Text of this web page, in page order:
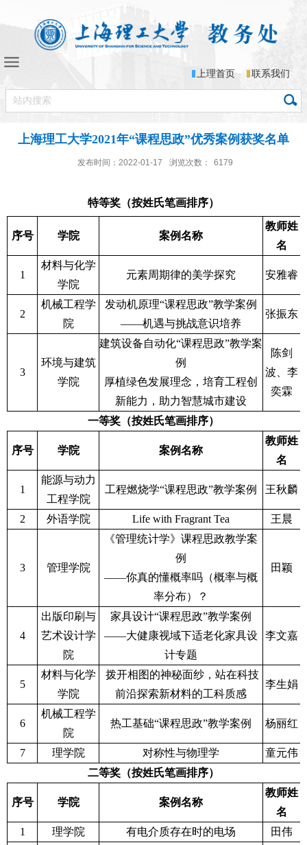
上理首页 联系我们
上海理工大学2021年“课程思政”优秀案例获奖名单
发布时间：2022-01-17 浏览次数： 6179
特等奖（按姓氏笔画排序）
序号 学院 案例名称
教师姓
名
1
材料与化学
学院
元素周期律的美学探究 安雅睿
2
机械工程学
院
发动机原理“课程思政”教学案例
——机遇与挑战意识培养
张振东
3
环境与建筑
学院
建筑设备自动化“课程思政”教学案
例
厚植绿色发展理念，培育工程创
新能力，助力智慧城市建设
陈剑
波、李
奕霖
一等奖（按姓氏笔画排序）
序号 学院 案例名称
教师姓
名
1
能源与动力
工程学院
工程燃烧学“课程思政”教学案例 王秋麟
2 外语学院 Life with Fragrant Tea 王晨
3 管理学院
《管理统计学》课程思政教学案
例
——你真的懂概率吗（概率与概
率分布）？
田颖
4
出版印刷与
艺术设计学
院
家具设计“课程思政”教学案例
——大健康视域下适老化家具设
计专题
李文嘉
5
材料与化学
学院
拨开相图的神秘面纱，站在科技
前沿探索新材料的工科质感
李生娟
6
机械工程学
院
热工基础“课程思政”教学案例 杨丽红
7 理学院 对称性与物理学
童元伟
二等奖（按姓氏笔画排序）
序号 学院 案例名称
教师姓
名
1
理学院 有电介质存在时的电场 田伟